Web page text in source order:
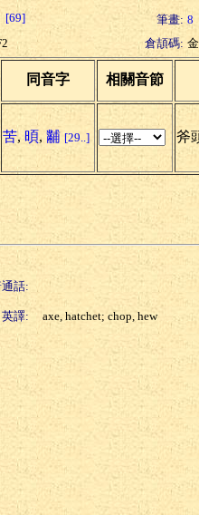
[69] 筆畫: 8
倉頡碼:
同音字 相關音節
苦, 暊, 黼 [29..] 斧
話:
英譯: axe, hatchet; chop, hew